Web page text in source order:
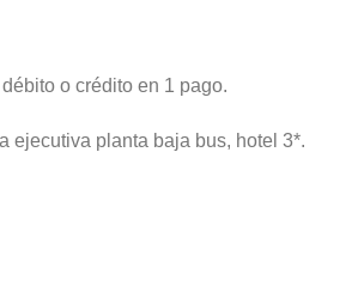
o crédito en 1 pago.
ejecutiva planta baja bus, hotel 3*.